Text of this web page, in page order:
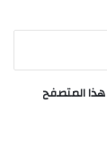
المتصفح